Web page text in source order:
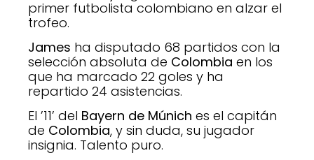
primer futbolista colombiano en alzar el
trofeo.
James ha disputado 68 partidos con la
selección absoluta de Colombia en los
que ha marcado 22 goles y ha
repartido 24 asistencias.
El ’11’ del Bayern de Múnich es el capitán
de Colombia, y sin duda, su jugador
insignia. Talento puro.